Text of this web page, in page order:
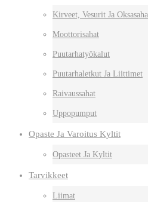
Kirveet, Vesurit Ja
Moottorisahat
Puutarhatyökalut
Puutarhaletkut Ja Liittimet
Raivaussahat
Uppopumput
Opaste Ja Varoitus Kyltit
Opasteet Ja Kyltit
Tarvikkeet
Liimat